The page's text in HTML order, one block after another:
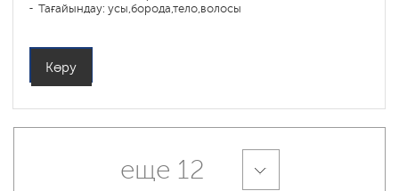
Тағайындау: усы,борода,тело,волосы
Көру
еще 12